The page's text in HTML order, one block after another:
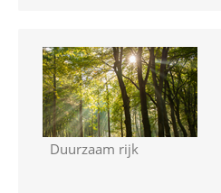
Duurzaam rijk